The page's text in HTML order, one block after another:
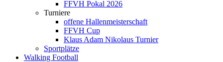
FFVH Pokal 2026
Turniere
offene Hallenmeisterschaft
FFVH Cup
Klaus Adam Nikolaus Turnier
Sportplätze
Walking Football